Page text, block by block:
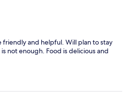
friendly and helpful. Will plan to stay
not enough. Food is delicious and